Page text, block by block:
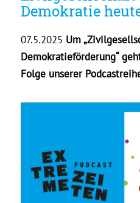
Demokratie
07.5.2025 Um
Demokratieförderung“
Folge unserer